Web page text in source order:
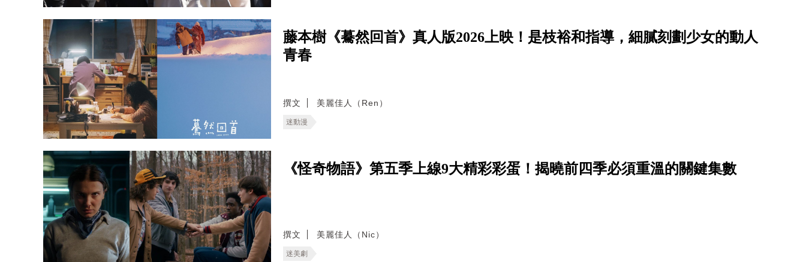
藤本樹《驀然回首》真人版2026上映！是枝裕和指導，細膩刻劃少女的動人
青春
撰文 美麗佳人（Ren）
迷動漫
《怪奇物語》第五季上線9大精彩彩蛋！揭曉前四季必須重溫的關鍵集數
撰文 美麗佳人（Nic）
迷美劇